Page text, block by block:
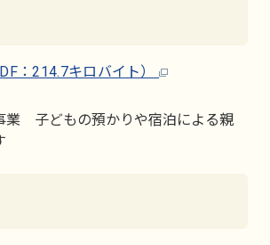
：214.7キロバイト）
業 子どもの預かりや宿泊による親